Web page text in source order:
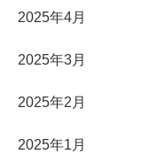
2025年4月
2025年3月
2025年2月
2025年1月